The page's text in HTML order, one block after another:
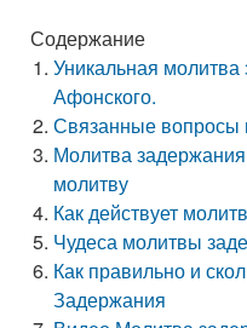
Содержание
Уникальная
Афонского.
Связанные вопросы
Молитва
молитву
Как действует
Чудеса молитвы
Как правильно и
Задержания